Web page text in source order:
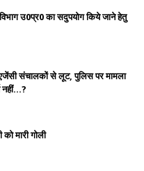
विभाग उ0प्र0 का सदुपयोग किये जाने हेतु
संचालकों से लूट, पुलिस पर मामला
मारी गोली